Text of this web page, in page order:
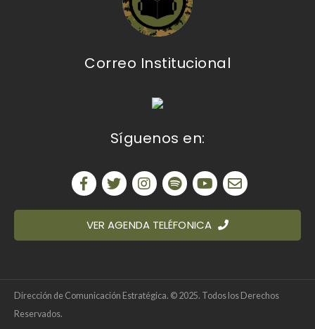
Correo Institucional
Síguenos en:
VER AGENDA TELÉFONICA
Dirección de Comunicación Estratégica. © 2025. Todos los Derechos
Reservados.